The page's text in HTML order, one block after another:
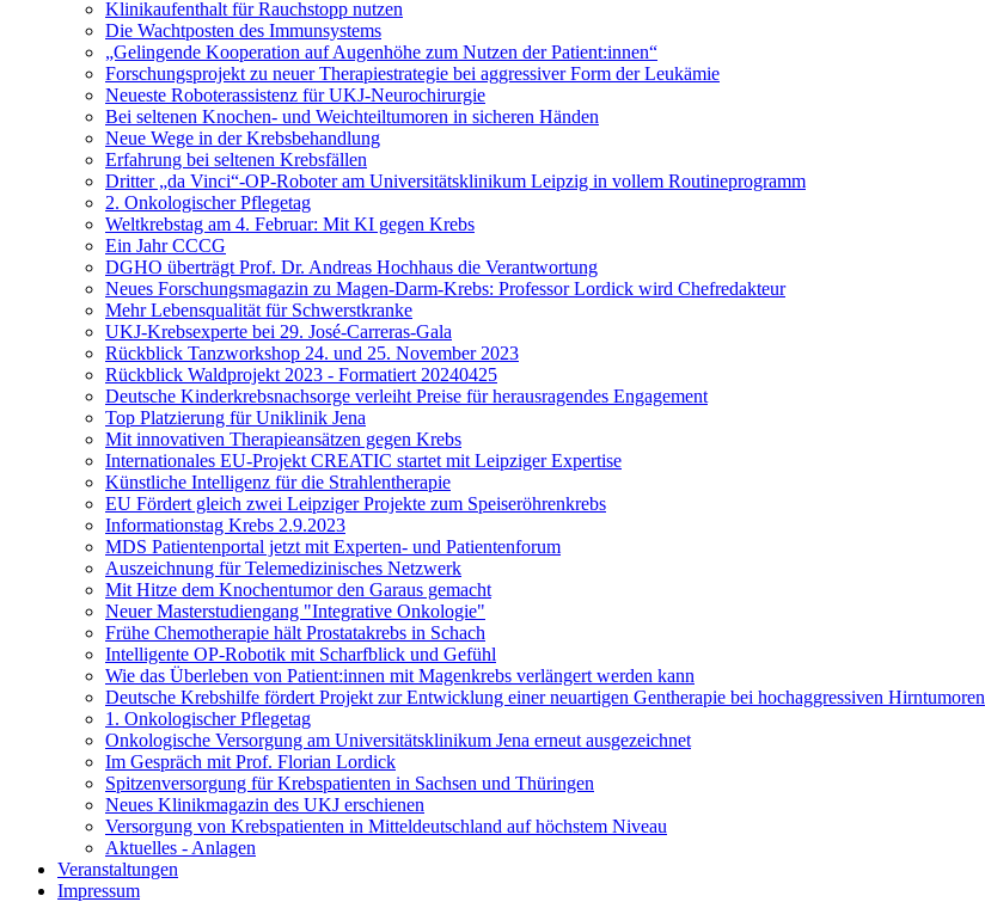
Klinikaufenthalt für Rauchstopp nutzen
Die Wachtposten des Immunsystems
„Gelingende Kooperation auf Augenhöhe zum Nutzen der Patient:innen“
Forschungsprojekt zu neuer Therapiestrategie bei aggressiver Form der Leukämie
Neueste Roboterassistenz für UKJ-Neurochirurgie
Bei seltenen Knochen- und Weichteiltumoren in sicheren Händen
Neue Wege in der Krebsbehandlung
Erfahrung bei seltenen Krebsfällen
Dritter „da Vinci“-OP-Roboter am Universitätsklinikum Leipzig in vollem Routineprogramm
2. Onkologischer Pflegetag
Weltkrebstag am 4. Februar: Mit KI gegen Krebs
Ein Jahr CCCG
DGHO überträgt Prof. Dr. Andreas Hochhaus die Verantwortung
Neues Forschungsmagazin zu Magen-Darm-Krebs: Professor Lordick wird Chefredakteur
Mehr Lebensqualität für Schwerstkranke
UKJ-Krebsexperte bei 29. José-Carreras-Gala
Rückblick Tanzworkshop 24. und 25. November 2023
Rückblick Waldprojekt 2023 - Formatiert 20240425
Deutsche Kinderkrebsnachsorge verleiht Preise für herausragendes Engagement
Top Platzierung für Uniklinik Jena
Mit innovativen Therapieansätzen gegen Krebs
Internationales EU-Projekt CREATIC startet mit Leipziger Expertise
Künstliche Intelligenz für die Strahlentherapie
EU Fördert gleich zwei Leipziger Projekte zum Speiseröhrenkrebs
Informationstag Krebs 2.9.2023
MDS Patientenportal jetzt mit Experten- und Patientenforum
Auszeichnung für Telemedizinisches Netzwerk
Mit Hitze dem Knochentumor den Garaus gemacht
Neuer Masterstudiengang "Integrative Onkologie"
Frühe Chemotherapie hält Prostatakrebs in Schach
Intelligente OP-Robotik mit Scharfblick und Gefühl
Wie das Überleben von Patient:innen mit Magenkrebs verlängert werden kann
Deutsche Krebshilfe fördert Projekt zur Entwicklung einer neuartigen Gentherapie bei hochaggressiven Hirntumoren
1. Onkologischer Pflegetag
Onkologische Versorgung am Universitätsklinikum Jena erneut ausgezeichnet
Im Gespräch mit Prof. Florian Lordick
Spitzenversorgung für Krebspatienten in Sachsen und Thüringen
Neues Klinikmagazin des UKJ erschienen
Versorgung von Krebspatienten in Mitteldeutschland auf höchstem Niveau
Aktuelles - Anlagen
Veranstaltungen
Impressum